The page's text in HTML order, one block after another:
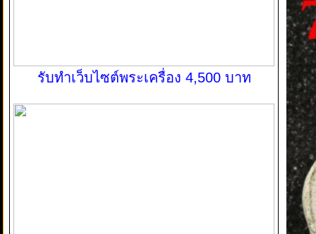
รับทำเว็บไซต์พระเครื่อง 4,500 บาท